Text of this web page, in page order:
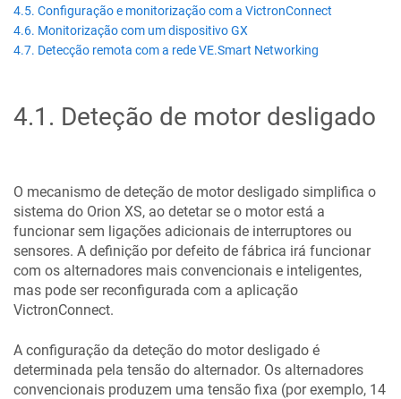
4.5. Configuração e monitorização com a VictronConnect
4.6. Monitorização com um dispositivo GX
4.7. Detecção remota com a rede VE.Smart Networking
4.1 . Deteção de motor desligado
O mecanismo de deteção de motor desligado simplifica o
sistema do Orion XS, ao detetar se o motor está a
funcionar sem ligações adicionais de interruptores ou
sensores. A definição por defeito de fábrica irá funcionar
com os alternadores mais convencionais e inteligentes,
mas pode ser reconfigurada com a aplicação
VictronConnect.
A configuração da deteção do motor desligado é
determinada pela tensão do alternador. Os alternadores
convencionais produzem uma tensão fixa (por exemplo, 14